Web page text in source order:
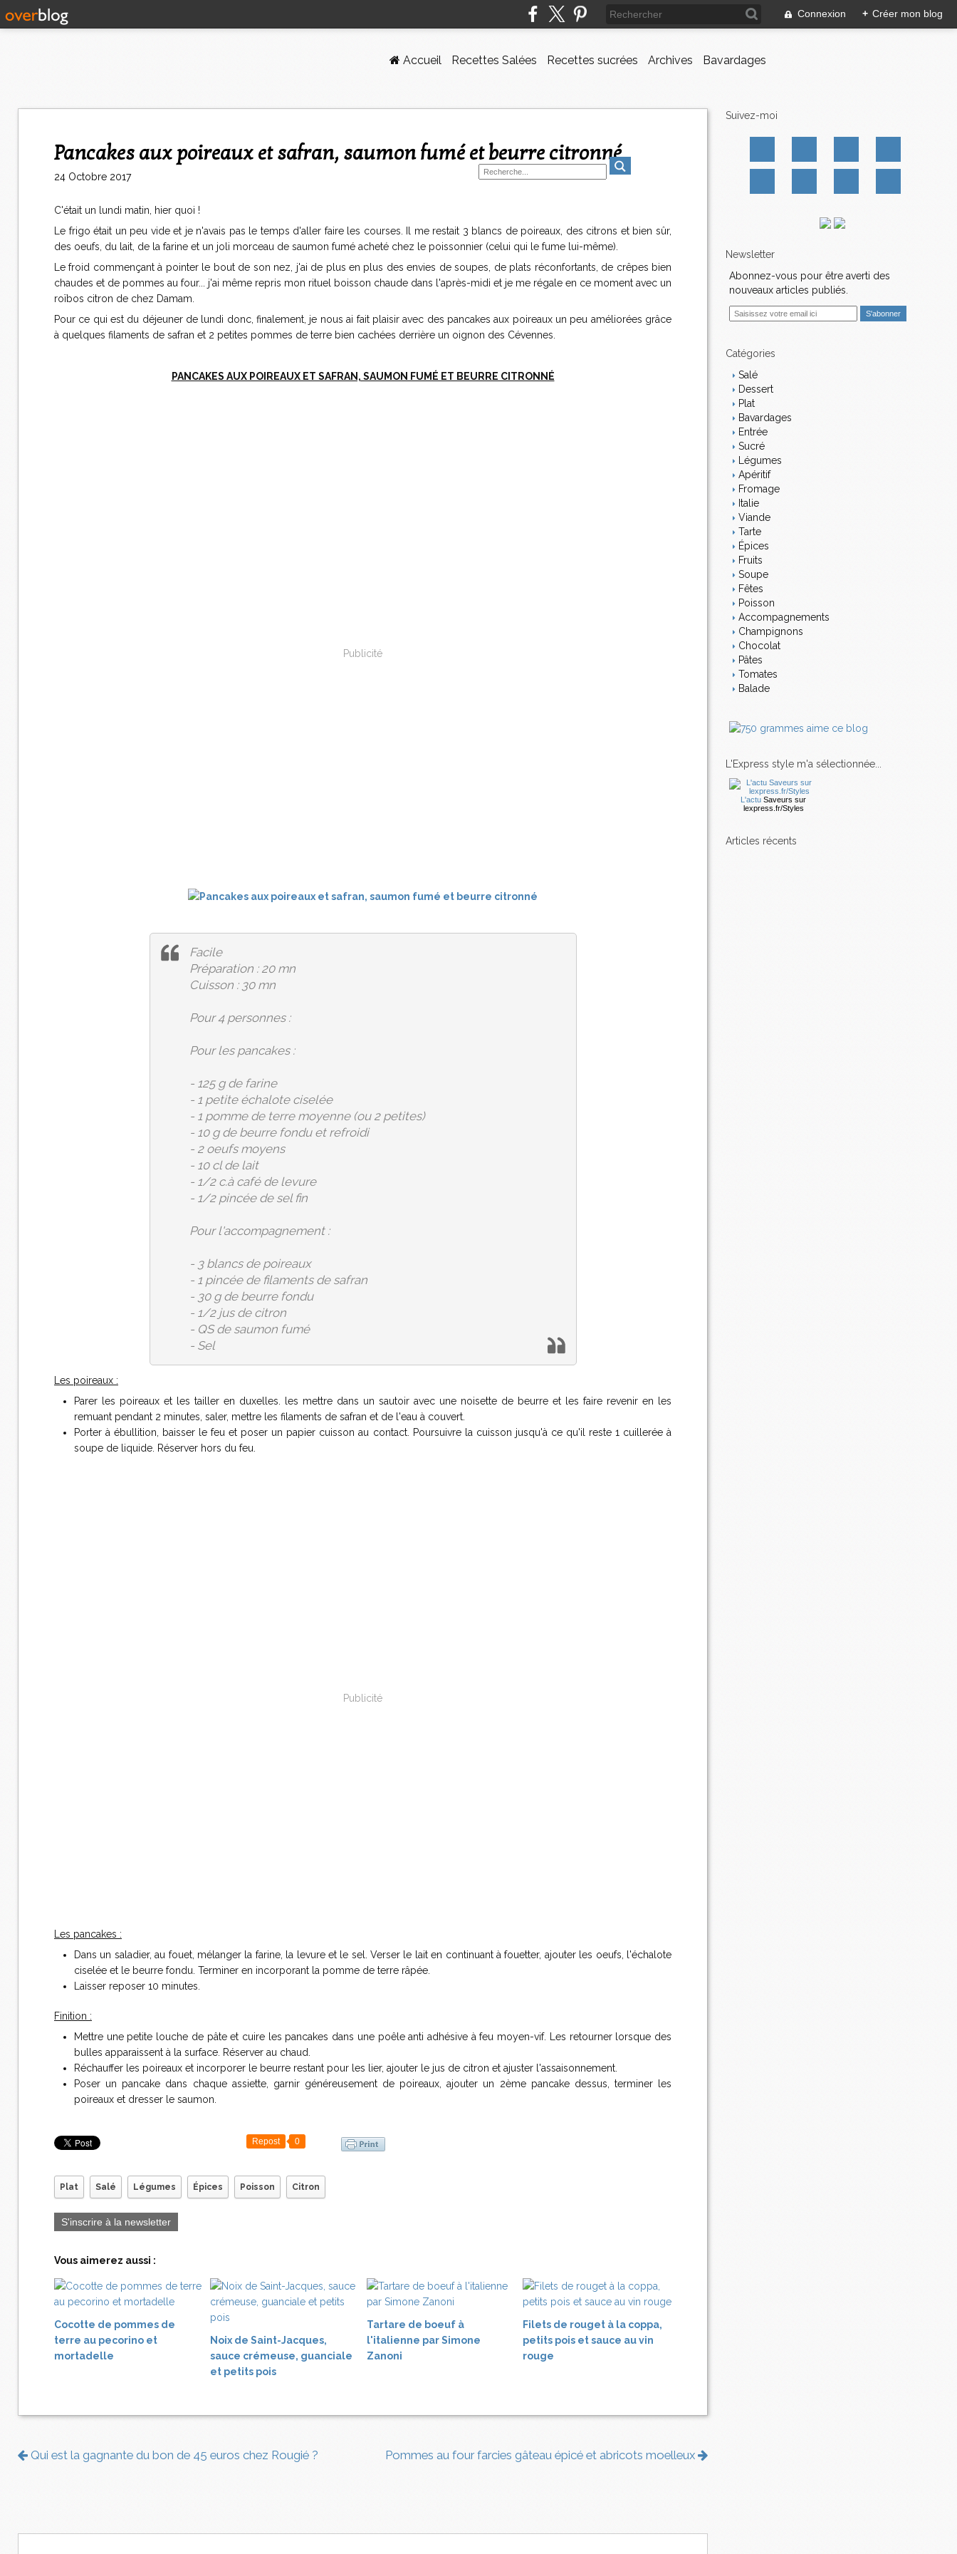
Connexion + Créer mon blog
Accueil Recettes Salées Recettes sucrées Archives Bavardages
Pancakes aux poireaux et safran, saumon fumé et beurre citronné
24 Octobre 2017
C'était un lundi matin, hier quoi !
Le frigo était un peu vide et je n'avais pas le temps d'aller faire les courses. Il me restait 3 blancs de poireaux, des citrons et bien sûr,
des oeufs, du lait, de la farine et un joli morceau de saumon fumé acheté chez le poissonnier (celui qui le fume lui-même).
Le froid commençant à pointer le bout de son nez, j'ai de plus en plus des envies de soupes, de plats réconfortants, de crêpes bien
chaudes et de pommes au four... j'ai même repris mon rituel boisson chaude dans l'après-midi et je me régale en ce moment avec un
roïbos citron de chez Damam.
Pour ce qui est du déjeuner de lundi donc, finalement, je nous ai fait plaisir avec des pancakes aux poireaux un peu améliorées grâce
à quelques filaments de safran et 2 petites pommes de terre bien cachées derrière un oignon des Cévennes.
PANCAKES AUX POIREAUX ET SAFRAN, SAUMON FUMÉ ET BEURRE CITRONNÉ
Publicité
Facile
Préparation : 20 mn
Cuisson : 30 mn
Pour 4 personnes :
Pour les pancakes :
- 125 g de farine
- 1 petite échalote ciselée
- 1 pomme de terre moyenne (ou 2 petites)
- 10 g de beurre fondu et refroidi
- 2 oeufs moyens
- 10 cl de lait
- 1/2 c.à café de levure
- 1/2 pincée de sel fin
Pour l'accompagnement :
- 3 blancs de poireaux
- 1 pincée de filaments de safran
- 30 g de beurre fondu
- 1/2 jus de citron
- QS de saumon fumé
- Sel
Les poireaux :
Parer les poireaux et les tailler en duxelles. les mettre dans un sautoir avec une noisette de beurre et les faire revenir en les
remuant pendant 2 minutes, saler, mettre les filaments de safran et de l'eau à couvert.
Porter à ébullition, baisser le feu et poser un papier cuisson au contact. Poursuivre la cuisson jusqu'à ce qu'il reste 1 cuillerée à
soupe de liquide. Réserver hors du feu.
Publicité
Les pancakes :
Dans un saladier, au fouet, mélanger la farine, la levure et le sel. Verser le lait en continuant à fouetter, ajouter les oeufs, l'échalote
ciselée et le beurre fondu. Terminer en incorporant la pomme de terre râpée.
Laisser reposer 10 minutes.
Finition :
Mettre une petite louche de pâte et cuire les pancakes dans une poêle anti adhésive à feu moyen-vif. Les retourner lorsque des
bulles apparaissent à la surface. Réserver au chaud.
Réchauffer les poireaux et incorporer le beurre restant pour les lier, ajouter le jus de citron et ajuster l'assaisonnement.
Poser un pancake dans chaque assiette, garnir généreusement de poireaux, ajouter un 2ème pancake dessus, terminer les
poireaux et dresser le saumon.
Repost 0
Plat Salé Légumes Épices Poisson Citron
S'inscrire à la newsletter
Vous aimerez aussi :
Cocotte de pommes de
terre au pecorino et
mortadelle
Noix de Saint-Jacques,
sauce crémeuse, guanciale
et petits pois
Tartare de boeuf à
l'italienne par Simone
Zanoni
Filets de rouget à la coppa,
petits pois et sauce au vin
rouge
Qui est la gagnante du bon de 45 euros chez Rougié ? Pommes au four farcies gâteau épicé et abricots moelleux
Suivez-moi
Newsletter
Abonnez-vous pour être averti des
nouveaux articles publiés.
i Catégories
Salé
Dessert
Plat
Bavardages
Entrée
Sucré
Légumes
Apéritif
Fromage
Italie
Viande
Tarte
Épices
Fruits
Soupe
Fêtes
Poisson
Accompagnements
Champignons
Chocolat
Pâtes
Tomates
Balade
L'Express style m'a sélectionnée...
L'actu Saveurs sur
lexpress.fr/Styles
articles récents